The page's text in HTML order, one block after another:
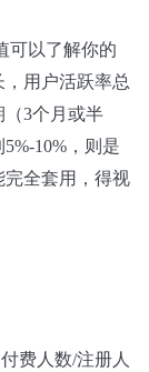
可以了解你的
用户活跃率总
3个月或半
10%，则是
全套用，得视
费人数/注册人